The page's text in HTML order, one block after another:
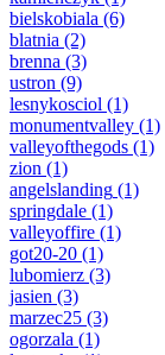
bielskobiala (6)
blatnia (2)
brenna (3)
ustron (9)
lesnykosciol (1)
monumentvalley (1)
valleyofthegods (1)
zion (1)
angelslanding (1)
springdale (1)
valleyoffire (1)
got20-20 (1)
lubomierz (3)
jasien (3)
marzec25 (3)
ogorzala (1)